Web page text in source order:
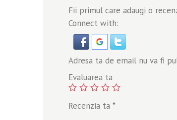
Fii primul care adaugi o
Connect with:
Adresa ta de email nu va fi
Evaluarea ta
Recenzia ta *